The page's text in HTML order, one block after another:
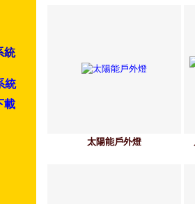
統
統
載
太陽能戶外燈